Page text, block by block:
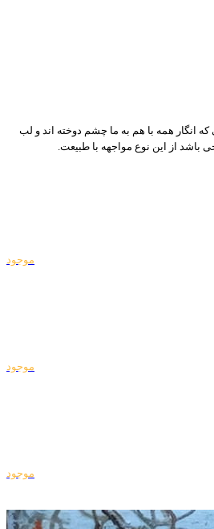
انگار همه با هم به ما چشم دوخته اند و لب
از این نوع مواجهه با طبیعت.
موجود
موجود
موجود